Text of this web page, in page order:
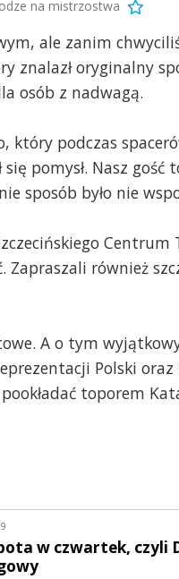
na mistrzostwa
ale zanim
znalazł oryginalny
osób z nadwagą.
który podczas
pomysł. Nasz
sposób było nie
również
A o tym
Polski
toporem
w czwartek, czyli